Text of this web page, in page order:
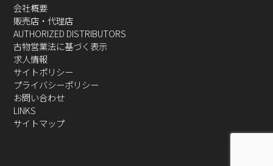
会社概要
販売店・代理店
AUTHORIZED DISTRIBUTORS
古物営業法に基づく表示
求人情報
サイトポリシー
プライバシーポリシー
お問い合わせ
LINKS
サイトマップ